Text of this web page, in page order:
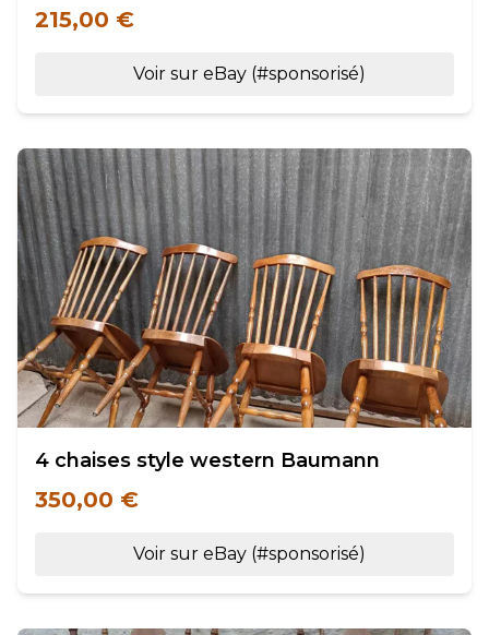
215,00 €
Voir sur eBay (#sponsorisé)
4 chaises style western Baumann
350,00 €
Voir sur eBay (#sponsorisé)